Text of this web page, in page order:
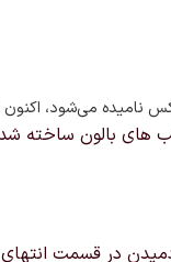
نامیده می‌شود،
های بالون
دمیدن در قسمت